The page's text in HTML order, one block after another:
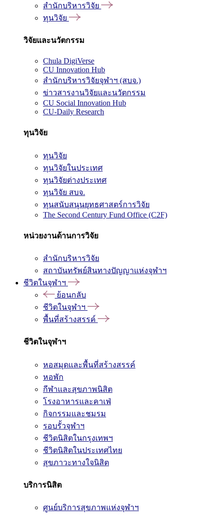
สำนักบริหารวิจัย
ทุนวิจัย
วิจัยและนวัตกรรม
Chula DigiVerse
CU Innovation Hub
สำนักบริหารวิจัยจุฬาฯ (สบจ.)
ข่าวสารงานวิจัยและนวัตกรรม
CU Social Innovation Hub
CU-Daily Research
ทุนวิจัย
ทุนวิจัย
ทุนวิจัยในประเทศ
ทุนวิจัยต่างประเทศ
ทุนวิจัย สบจ.
ทุนสนับสนุนยุทธศาสตร์การวิจัย
The Second Century Fund Office (C2F)
หน่วยงานด้านการวิจัย
สำนักบริหารวิจัย
สถาบันทรัพย์สินทางปัญญาแห่งจุฬาฯ
ชีวิตในจุฬาฯ
ย้อนกลับ
ชีวิตในจุฬาฯ
พื้นที่สร้างสรรค์
ชีวิตในจุฬาฯ
หอสมุดและพื้นที่สร้างสรรค์
หอพัก
กีฬาและสุขภาพนิสิต
โรงอาหารและคาเฟ่
กิจกรรมและชมรม
รอบรั้วจุฬาฯ
ชีวิตนิสิตในกรุงเทพฯ
ชีวิตนิสิตในประเทศไทย
สุขภาวะทางใจนิสิต
บริการนิสิต
ศูนย์บริการสุขภาพแห่งจุฬาฯ